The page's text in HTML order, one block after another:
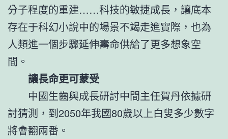
分子程度的重建……科技的敏捷成長，讓底本
存在于科幻小說中的場景不竭走進實際，也為
人類進一個步驟延伸壽命供給了更多想象空
間。
讓長命更可蒙受
中國生齒與成長研討中間主任賀丹依據研
討猜測，到2050年我國80歲以上白叟多少數字
將會翻兩番。